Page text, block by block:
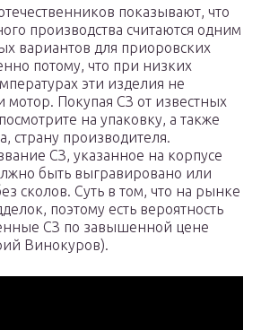
показывают, что
производства считаются одним
вариантов для приоровских
потому, что при низких
эти изделия не
мотор. Покупая СЗ от известных
на упаковку, а также
страну производителя.
СЗ, указанное на корпусе
быть выгравировано или
сколов. Суть в том, что на рынке
поэтому есть вероятность
СЗ по завышенной цене
Винокуров).